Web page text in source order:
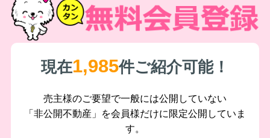
現在1,985件ご紹介可能！
売主様のご要望で一般には公開していない
「非公開不動産」を会員様だけに限定公開していま
す。